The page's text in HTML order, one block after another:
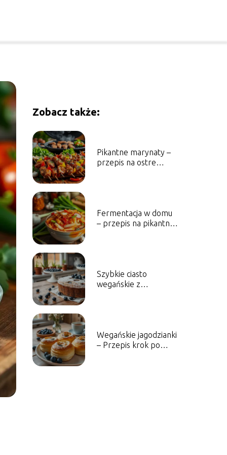
Zobacz także:
Pikantne marynaty –
przepis na ostre
Fermentacja w domu
– przepis na pikantne
Szybkie ciasto
wegańskie z
Wegańskie jagodzianki
– Przepis krok po